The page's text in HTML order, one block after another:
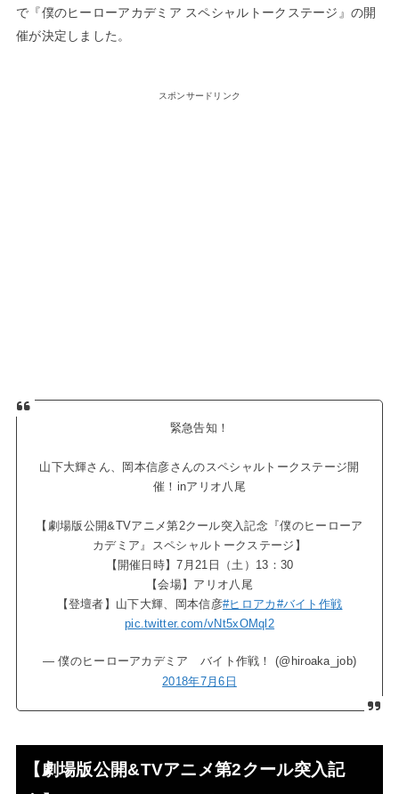
で『僕のヒーローアカデミア スペシャルトークステージ』の開
催が決定しました。
スポンサードリンク
緊急告知！
山下大輝さん、岡本信彦さんのスペシャルトークステージ開
催！inアリオ八尾
【劇場版公開&TVアニメ第2クール突入記念『僕のヒーローア
カデミア』スペシャルトークステージ】
【開催日時】7月21日（土）13：30
【会場】アリオ八尾
【登壇者】山下大輝、岡本信彦#ヒロアカ #バイト作戦
pic.twitter.com/vNt5xOMql2
— 僕のヒーローアカデミア バイト作戦！ (@hiroaka_job)
2018年7月6日
【劇場版公開&TVアニメ第2クール突入記